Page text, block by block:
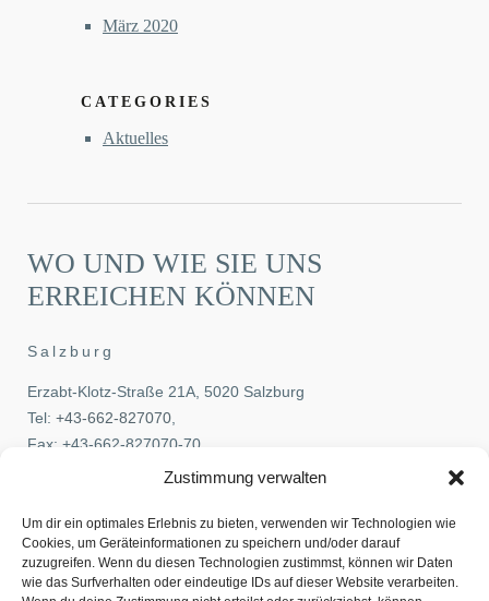
Zustimmung verwalten
Um dir ein optimales Erlebnis zu bieten, verwenden wir Technologien wie
Cookies, um Geräteinformationen zu speichern und/oder darauf
zuzugreifen. Wenn du diesen Technologien zustimmst, können wir Daten
wie das Surfverhalten oder eindeutige IDs auf dieser Website verarbeiten.
März 2020
CATEGORIES
Aktuelles
WO UND WIE SIE UNS
ERREICHEN KÖNNEN
Salzburg
Erzabt-Klotz-Straße 21A, 5020 Salzburg
Tel: +43-662-827070
Fax: +43-662-827070-70
office@pehb.at
Wien
Löwelstraße 14, 1010 Wien
Tel:+43-1-5336770,